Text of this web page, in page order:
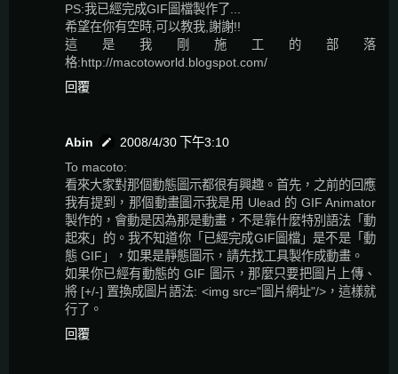
PS:我已經完成GIF圖檔製作了...
希望在你有空時,可以教我,謝謝!!
這是我剛施工的部落
格:http://macotoworld.blogspot.com/
回覆
Abin
2008/4/30 下午3:10
To macoto:
看來大家對那個動態圖示都很有興趣。首先，之前的回應
我有提到，那個動畫圖示我是用 Ulead 的 GIF Animator
製作的，會動是因為那是動畫，不是靠什麼特別語法「動
起來」的。我不知道你「已經完成GIF圖檔」是不是「動
態 GIF」，如果是靜態圖示，請先找工具製作成動畫。
如果你已經有動態的 GIF 圖示，那麼只要把圖片上傳、
將 [+/-] 置換成圖片語法: <img src="圖片網址"/>，這樣就
行了。
回覆